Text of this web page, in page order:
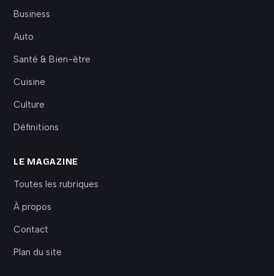
Business
Auto
Santé & Bien-être
Cuisine
Culture
Définitions
LE MAGAZINE
Toutes les rubriques
À propos
Contact
Plan du site